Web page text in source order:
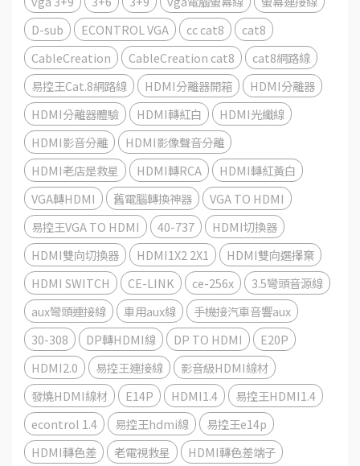
D-sub
ECONTROL VGA cc cat8
cat8
CableCreation
CableCreation cat8
cat8網路線
易控王Cat.8網路線
HDMI分離器開箱
HDMI分離器
HDMI分離器體驗
HDMI轉紅白
HDMI光纖線
HDMI影音分離
HDMI影像聲音分離
HDMI老店是救星
HDMI轉RCA
HDMI轉紅黃白
VGA轉HDMI
舊電腦轉換神器
VGA TO HDMI
易控王VGA TO HDMI
40-737
HDMI切換器
HDMI雙向切換器
HDMI1X2 2X1
HDMI雙向選擇棄
HDMI SWITCH
CE-LINK ce-256x
3.5彎頭音源線
aux彎頭連接線
車用aux線
手機接汽車音響aux
30-308
DP轉HDMI線 DP TO HDMI
E20P
HDMI2.0
易控王連接線
影音級HDMI線材
發燒HDMI線材
E14P HDMI1.4
易控王HDMI1.4
econtrol 1.4
易控王hdmi線
易控王e14p
HDMI轉色差
老電視救星
HDMI轉色差端子